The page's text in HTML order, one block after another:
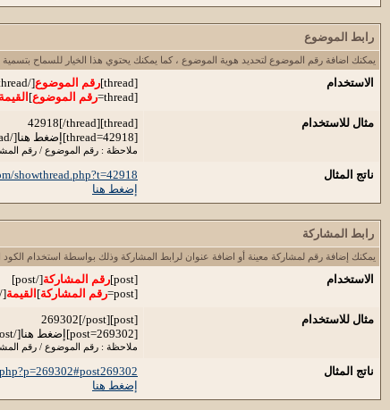
رابط الموضوع
يمكنك اضافة رقم الموضوع لتحديد هوية الموضوع ، كما يمكنك يحتوي هذا الخيار للسماح بتسمية
الاستخدام [thread] رقم الموضوع[/thread]
[thread=
رقم الموضوع] القيمة
مثال للاستخدام
[thread]42918[/thread]
[thread=42918]إضغط هنا[/thread]
ملاحظة : رقم الموضوع / رقم
ناتج المثال
showthread.php?t=42918
إضغط هنا
رابط المشاركة
يمكنك إضافة رقم لمشاركة معينة أو اضافة عنوان لرابط المشاركة وذلك بواسطة استخدام الكود
الاستخدام [post] رقم المشاركة[/post]
[post=
رقم المشاركة] القيمة[/post]
مثال للاستخدام
[post]269302[/post]
[post=269302]إضغط هنا[/post]
ملاحظة : رقم الموضوع / رقم
ناتج المثال
إضغط هنا